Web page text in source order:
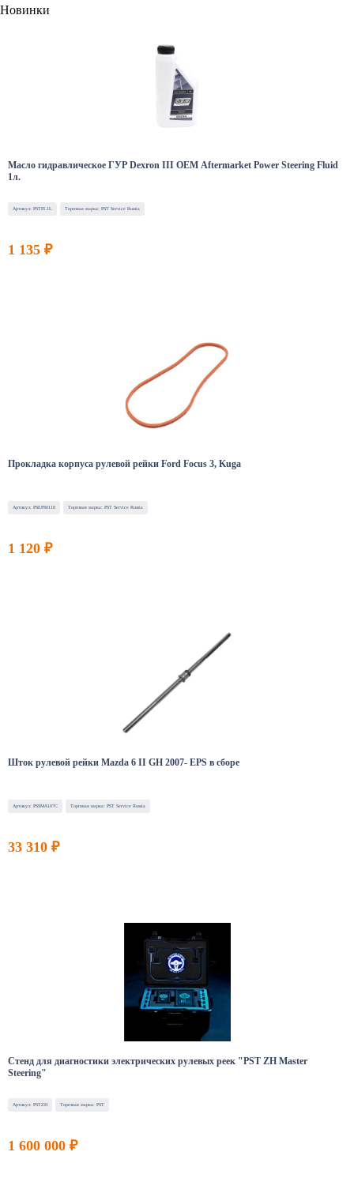
Новинки
Масло гидравлическое ГУР Dexron III OEM Aftermarket Power Steering Fluid
1л.
Артикул: PSTFL1L Торговая марка: PST Service Russia
1 135 ₽
Прокладка корпуса рулевой рейки Ford Focus 3, Kuga
Артикул: PSEPS0118 Торговая марка: PST Service Russia
1 120 ₽
Шток рулевой рейки Mazda 6 II GH 2007- EPS в сборе
Артикул: PSSMA107C Торговая марка: PST Service Russia
33 310 ₽
Стенд для диагностики электрических рулевых реек "PST ZH Master
Steering"
Артикул: PSTZH Торговая марка: PST
1 600 000 ₽